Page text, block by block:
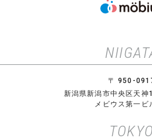
〒 950-
新潟県新潟市中央区天神
メビウス第一ビ
TOKYO